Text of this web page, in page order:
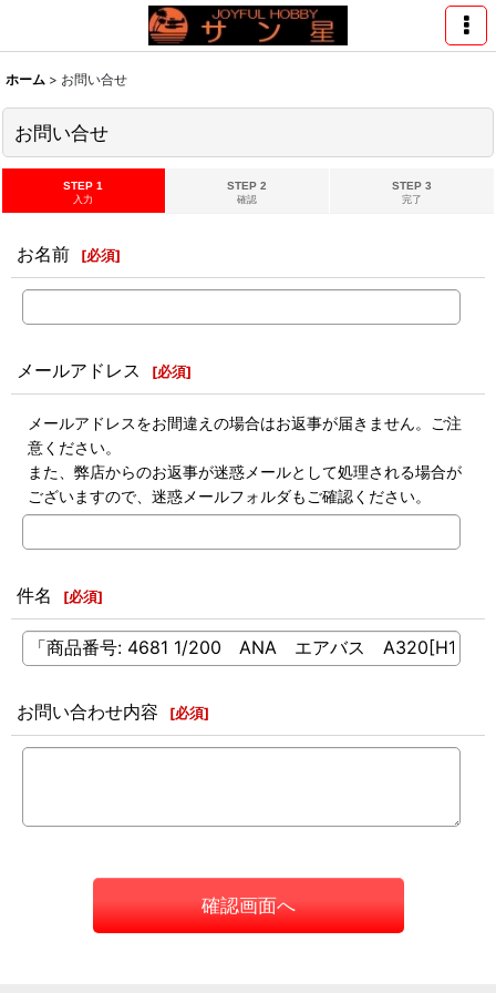
ホーム > お問い合せ
お問い合せ
STEP 1
入力
STEP 2
確認
STEP 3
完了
お名前 [必須]
メールアドレス [必須]
メールアドレスをお間違えの場合はお返事が届きません。ご注
意ください。
また、弊店からのお返事が迷惑メールとして処理される場合が
ございますので、迷惑メールフォルダもご確認ください。
件名 [必須]
お問い合わせ内容 [必須]
確認画面へ